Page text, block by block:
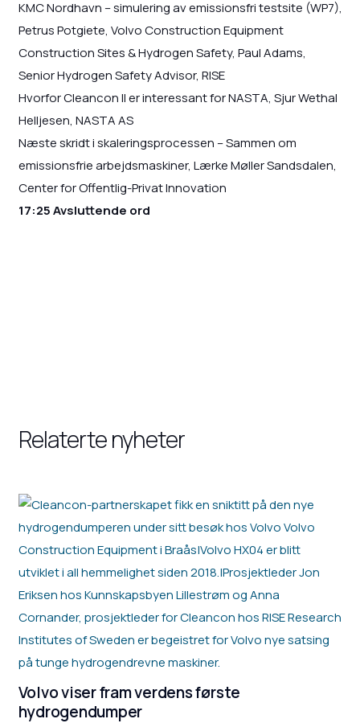
KMC Nordhavn – simulering av emissionsfri testsite (WP7),
Petrus Potgiete, Volvo Construction Equipment
Construction Sites & Hydrogen Safety, Paul Adams,
Senior Hydrogen Safety Advisor, RISE
Hvorfor Cleancon II er interessant for NASTA, Sjur Wethal
Helljesen, NASTA AS
Næste skridt i skaleringsprocessen – Sammen om
emissionsfrie arbejdsmaskiner, Lærke Møller Sandsdalen,
Center for Offentlig-Privat Innovation
17:25 Avsluttende ord
Relaterte nyheter
Volvo viser fram verdens første
hydrogendumper